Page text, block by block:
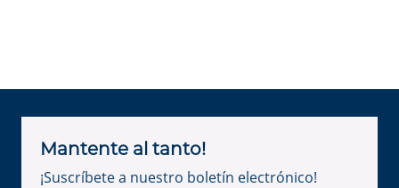
Mantente al tanto!
¡Suscríbete a nuestro boletín electrónico!